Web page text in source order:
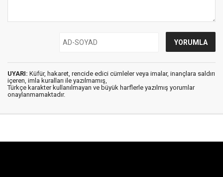
UYARI: Küfür, hakaret, rencide edici cümleler veya imalar, inançlara saldırı
içeren, imla kuralları ile yazılmamış,
Türkçe karakter kullanılmayan ve büyük harflerle yazılmış yorumlar
onaylanmamaktadır.